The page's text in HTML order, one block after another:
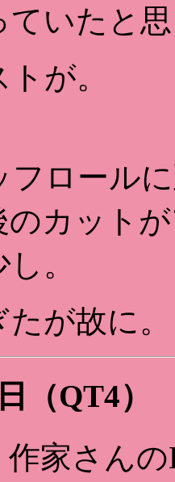
ていたと
が。
ロール
カット
。
が故に。
（QT4）
家さんの